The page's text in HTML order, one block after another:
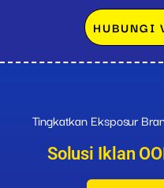
HUBUNGI
Tingkatkan Eksposur
Solusi Iklan